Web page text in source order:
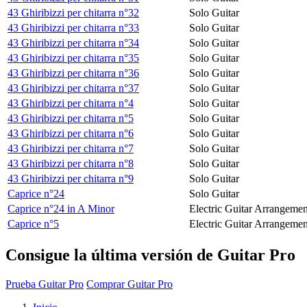
43 Ghiribizzi per chitarra n°32
Solo Guitar
43 Ghiribizzi per chitarra n°33
Solo Guitar
43 Ghiribizzi per chitarra n°34
Solo Guitar
43 Ghiribizzi per chitarra n°35
Solo Guitar
43 Ghiribizzi per chitarra n°36
Solo Guitar
43 Ghiribizzi per chitarra n°37
Solo Guitar
43 Ghiribizzi per chitarra n°4
Solo Guitar
43 Ghiribizzi per chitarra n°5
Solo Guitar
43 Ghiribizzi per chitarra n°6
Solo Guitar
43 Ghiribizzi per chitarra n°7
Solo Guitar
43 Ghiribizzi per chitarra n°8
Solo Guitar
43 Ghiribizzi per chitarra n°9
Solo Guitar
Caprice n°24
Solo Guitar
Caprice n°24 in A Minor
Electric Guitar
Caprice n°5
Electric Guitar
Consigue la última versión de Guitar Pro
Prueba Guitar Pro Comprar Guitar Pro